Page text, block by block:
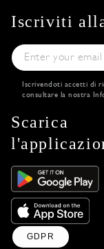
Iscriviti
Iscrivendoti accetti di
consultare la nostra
Scarica
GDPR